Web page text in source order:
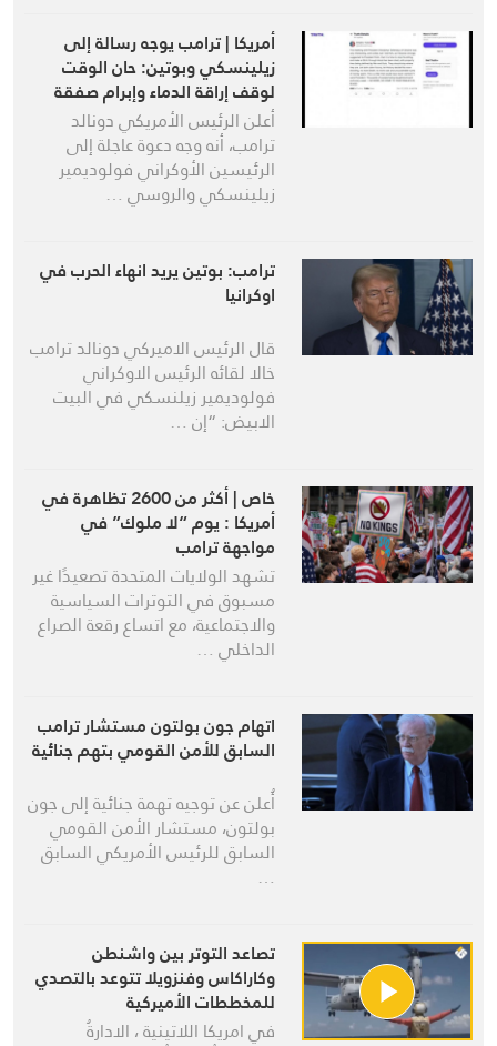
أمريكا | ترامب يوجه رسالة إلى
زيلينسكي وبوتين: حان الوقت
لوقف إراقة الدماء وإبرام صفقة
أعلن الرئيس الأمريكي دونالد
ترامب، أنه وجه دعوة عاجلة إلى
الرئيسين الأوكراني فولوديمير
زيلينسكي والروسي …
ترامب: بوتين يريد انهاء الحرب في
اوكرانيا
قال الرئيس الاميركي دونالد ترامب
خالا لقائه الرئيس الاوكراني
فولوديمير زيلنسكي في البيت
الابيض: “إن …
خاص | أكثر من 2600 تظاهرة في
أمريكا : يوم “لا ملوك” في
مواجهة ترامب
تشهد الولايات المتحدة تصعيدًا غير
مسبوق في التوترات السياسية
والاجتماعية، مع اتساع رقعة الصراع
الداخلي …
اتهام جون بولتون مستشار ترامب
السابق للأمن القومي بتهم جنائية
أُعلن عن توجيه تهمة جنائية إلى جون
بولتون، مستشار الأمن القومي
السابق للرئيس الأمريكي السابق
…
تصاعد التوتر بين واشنطن
وكاراكاس وفنزويلا تتوعد بالتصدي
للمخططات الأميركية
في امريكا اللاتينية ، الادارةُ